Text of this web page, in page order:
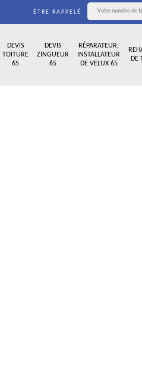
ÊTRE RAPPELÉ
DEVIS
TOITURE
65
DEVIS
ZINGUEUR
65
RÉPARATEUR,
INSTALLATEUR
DE VELUX 65
DE